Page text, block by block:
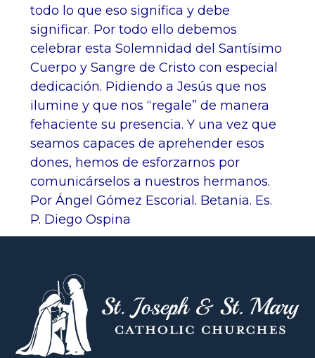
todo lo que eso significa y debe
significar. Por todo ello debemos
celebrar esta Solemnidad del Santísimo
Cuerpo y Sangre de Cristo con especial
dedicación. Pidiendo a Jesús que nos
ilumine y que nos “regale” de manera
fehaciente su presencia. Y una vez que
seamos capaces de aprehender esos
dones, hemos de esforzarnos por
comunicárselos a nuestros hermanos.
Por Ángel Gómez Escorial. Betania. Es.
P. Diego Ospina